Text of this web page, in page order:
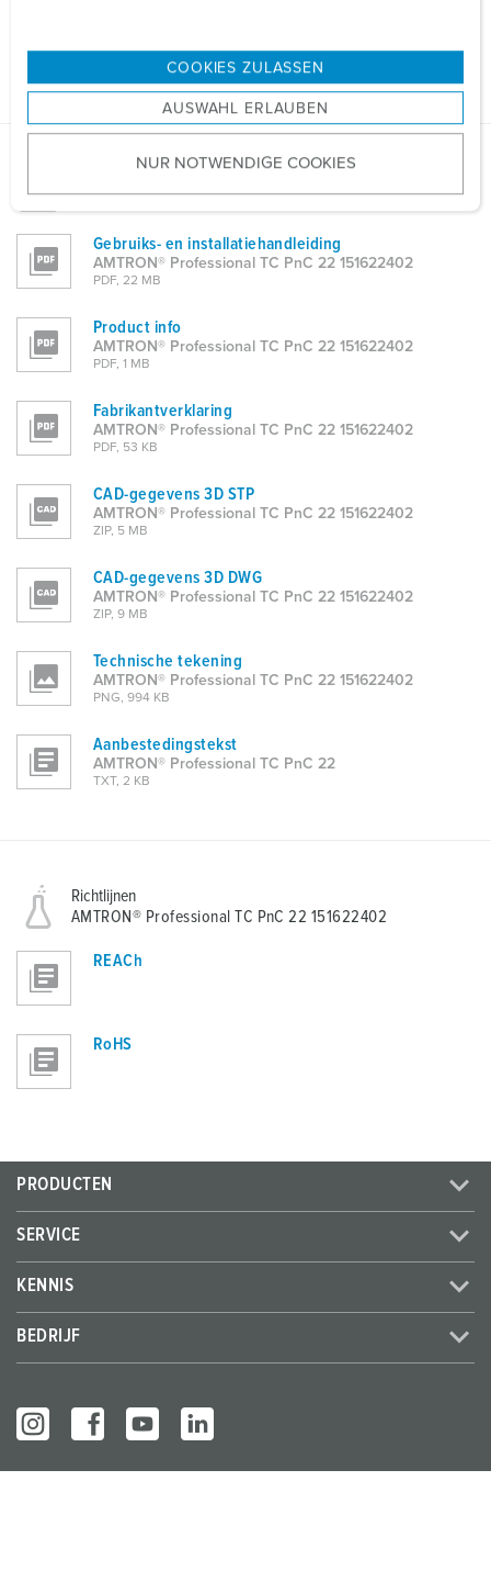
s
u
w
a
h
l
COOKIES ZULASSEN
AUSWAHL ERLAUBEN
NUR NOTWENDIGE COOKIES
Mechanische gegevens
AMTRON® Professional TC PnC 22 151622402
Gebruiks- en installatiehandleiding
AMTRON® Professional TC PnC 22 151622402
PDF, 22 MB
Product info
AMTRON® Professional TC PnC 22 151622402
PDF, 1 MB
Fabrikantverklaring
AMTRON® Professional TC PnC 22 151622402
PDF, 53 KB
CAD-gegevens 3D STP
AMTRON® Professional TC PnC 22 151622402
ZIP, 5 MB
CAD-gegevens 3D DWG
AMTRON® Professional TC PnC 22 151622402
ZIP, 9 MB
Technische tekening
AMTRON® Professional TC PnC 22 151622402
PNG, 994 KB
Aanbestedingstekst
AMTRON® Professional TC PnC 22
TXT, 2 KB
Richtlijnen
AMTRON® Professional TC PnC 22 151622402
REACh
RoHS
PRODUCTEN
SERVICE
KENNIS
BEDRIJF